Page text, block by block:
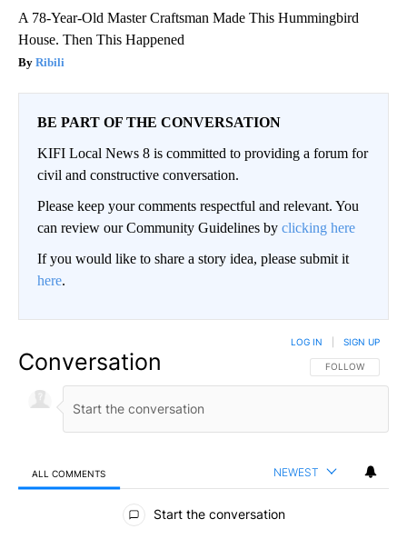
A 78-Year-Old Master Craftsman Made This Hummingbird
House. Then This Happened
Ribili
BE PART OF THE CONVERSATION
KIFI Local News 8 is committed to providing a forum for
civil and constructive conversation.
Please keep your comments respectful and relevant. You
can review our Community Guidelines by clicking here
If you would like to share a story idea, please submit it
here.
Conversation FOLLOW THIS
FOLLOW
LOG IN SIGN UP
ALL COMMENTS NEWEST
All Comments
Start the conversation